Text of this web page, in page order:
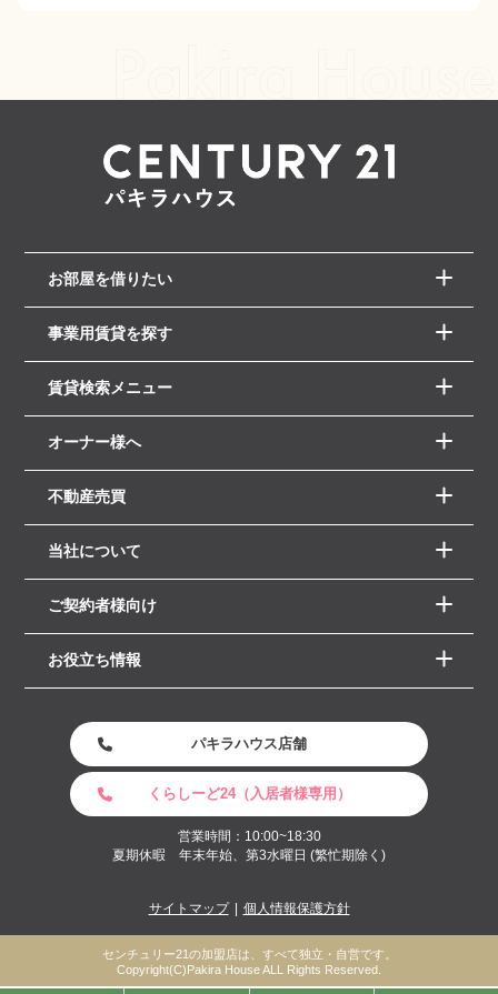
お部屋を借りたい
事業用賃貸を探す
賃貸検索メニュー
オーナー様へ
不動産売買
当社について
ご契約者様向け
お役立ち情報
パキラハウス店舗
くらしーど24（入居者様専用）
営業時間：10:00~18:30
夏期休暇 年末年始、第3水曜日 (繁忙期除く)
サイトマップ 個人情報保護方針
センチュリー21の加盟店は、すべて独立・自営です。
Copyright(C)Pakira House ALL Rights Reserved.